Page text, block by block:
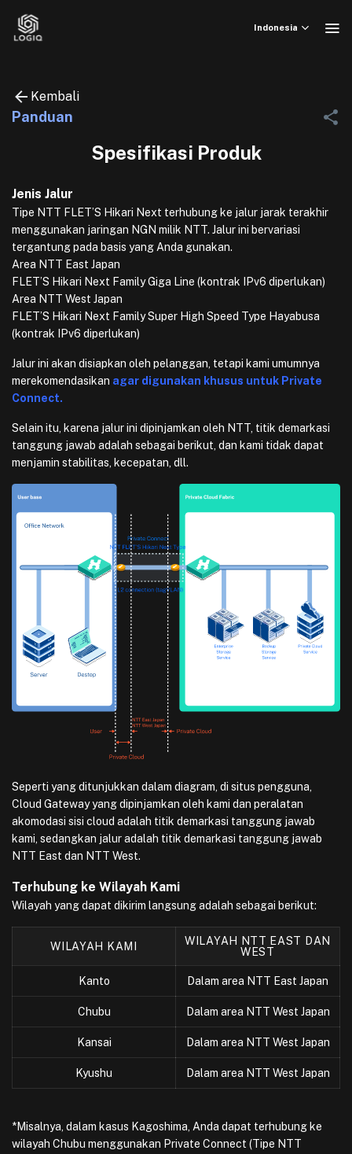
Indonesia
Kembali
Panduan
Spesifikasi Produk
Jenis Jalur
Tipe NTT FLET’S Hikari Next terhubung ke jalur jarak terakhir
menggunakan jaringan NGN milik NTT. Jalur ini bervariasi
tergantung pada basis yang Anda gunakan.
Area NTT East Japan
FLET’S Hikari Next Family Giga Line (kontrak IPv6 diperlukan)
Area NTT West Japan
FLET’S Hikari Next Family Super High Speed Type Hayabusa
(kontrak IPv6 diperlukan)
Jalur ini akan disiapkan oleh pelanggan, tetapi kami umumnya
merekomendasikan agar digunakan khusus untuk Private
Connect.
Selain itu, karena jalur ini dipinjamkan oleh NTT, titik demarkasi
tanggung jawab adalah sebagai berikut, dan kami tidak dapat
menjamin stabilitas, kecepatan, dll.
Seperti yang ditunjukkan dalam diagram, di situs pengguna,
Cloud Gateway yang dipinjamkan oleh kami dan peralatan
akomodasi sisi cloud adalah titik demarkasi tanggung jawab
kami, sedangkan jalur adalah titik demarkasi tanggung jawab
NTT East dan NTT West.
Terhubung ke Wilayah Kami
Wilayah yang dapat dikirim langsung adalah sebagai berikut:
WILAYAH KAMI
WILAYAH NTT EAST DAN
WEST
Kanto Dalam area NTT East Japan
Chubu Dalam area NTT West Japan
Kansai Dalam area NTT West Japan
Kyushu Dalam area NTT West Japan
*Misalnya, dalam kasus Kagoshima, Anda dapat terhubung ke
wilayah Chubu menggunakan Private Connect (Tipe NTT